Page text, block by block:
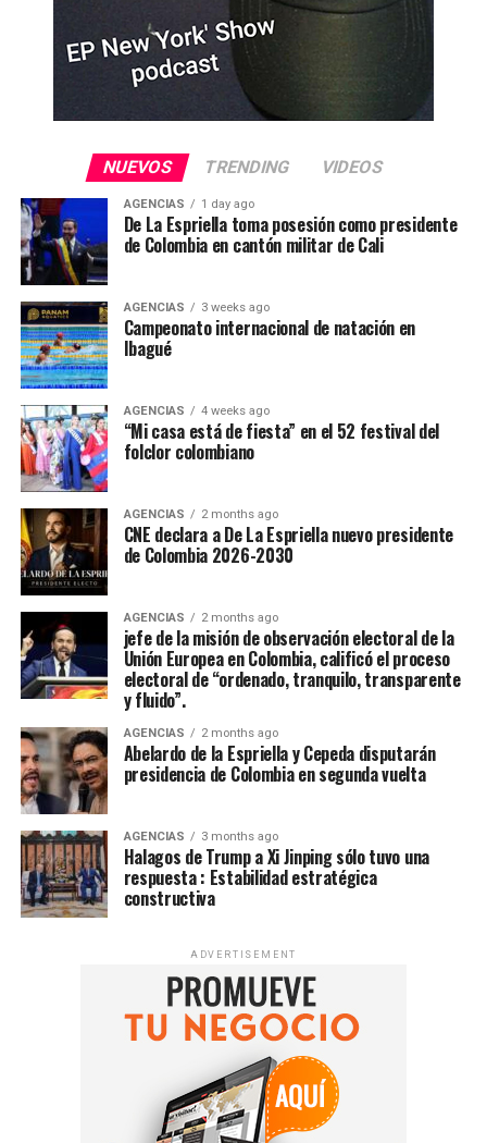
NUEVOS TRENDING VIDEOS
AGENCIAS 1 day ago
De La Espriella toma posesión como presidente
de Colombia en cantón militar de Cali
AGENCIAS 3 weeks ago
Campeonato internacional de natación en
Ibagué
AGENCIAS 4 weeks ago
“Mi casa está de fiesta” en el 52 festival del
folclor colombiano
AGENCIAS 2 months ago
CNE declara a De La Espriella nuevo presidente
de Colombia 2026-2030
AGENCIAS 2 months ago
jefe de la misión de observación electoral de la
Unión Europea en Colombia, calificó el proceso
electoral de “ordenado, tranquilo, transparente
y fluido”.
AGENCIAS 2 months ago
Abelardo de la Espriella y Cepeda disputarán
presidencia de Colombia en segunda vuelta
AGENCIAS 3 months ago
Halagos de Trump a Xi Jinping sólo tuvo una
respuesta : Estabilidad estratégica
constructiva
ADVERTISEMENT